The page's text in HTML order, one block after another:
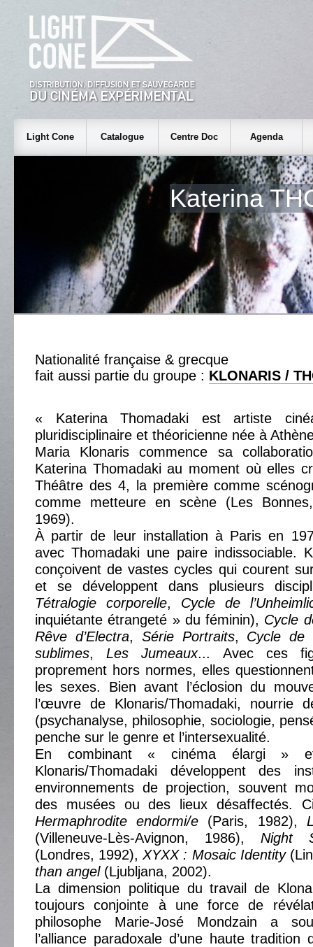
Light Cone Catalogue Centre Doc Agenda
Katerina
Nationalité française & grecque
fait aussi partie du groupe : KLONARIS /
« Katerina Thomadaki est artiste
pluridisciplinaire et théoricienne née à
Maria Klonaris commence sa
Katerina Thomadaki au moment où elles
Théâtre des 4, la première comme
comme metteure en scène (Les
1969).
À partir de leur installation à Paris en
avec Thomadaki une paire indissociable.
conçoivent de vastes cycles qui courent
et se développent dans plusieurs
Tétralogie corporelle, Cycle de
inquiétante étrangeté » du féminin), Cycle
Rêve d’Electra, Série Portraits, Cycle de
sublimes,Les Jumeaux... Avec ces
proprement hors normes, elles
les sexes. Bien avant l’éclosion du
l’œuvre de Klonaris/Thomadaki, nourrie
(psychanalyse, philosophie, sociologie,
penche sur le genre et l’intersexualité.
En combinant « cinéma élargi »
Klonaris/Thomadaki développent des
environnements de projection, souvent
des musées ou des lieux désaffectés.
Hermaphrodite endormi/e (Paris, 1982),
(Villeneuve-Lès-Avignon, 1986), Night
(Londres, 1992),XYXX : Mosaic Identity
than angel(Ljubljana, 2002).
La dimension politique du travail de
toujours conjointe à une force de
philosophe Marie-José Mondzain a
l’alliance paradoxale d’une haute tradition